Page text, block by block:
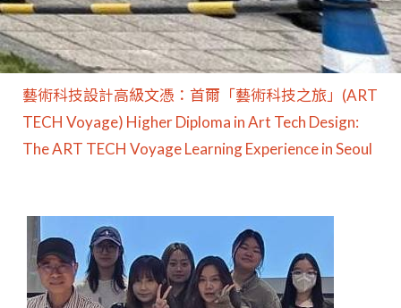
藝術科技設計高級文憑：首爾「藝術科技之旅」(ART
TECH Voyage) Higher Diploma in Art Tech Design:
The ART TECH Voyage Learning Experience in Seoul